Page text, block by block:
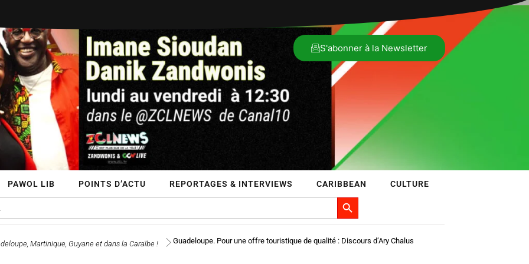
S'abonner à la Newsletter
PAWOL LIB POINTS D’ACTU REPORTAGES & INTERVIEWS CARIBBEAN CULTURE
Search Button
Martinique, Guyane et dans la Caraïbe ! Guadeloupe. Pour une offre touristique de qualité : Discours d’Ary Chalus